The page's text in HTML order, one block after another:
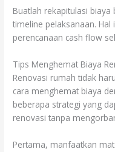
Buatlah rekapitulasi
timeline pelaksanaan.
perencanaan cash flow
Tips Menghemat Biaya
Renovasi rumah tidak
cara menghemat biaya
beberapa strategi yang
renovasi tanpa
Pertama, manfaatkan